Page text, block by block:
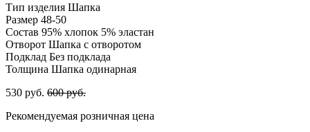
Тип изделия Шапка
Размер 48-50
Состав 95% хлопок 5% эластан
Отворот Шапка с отворотом
Подклад Без подклада
Толщина Шапка одинарная
530 руб. 600 руб.
Рекомендуемая розничная цена